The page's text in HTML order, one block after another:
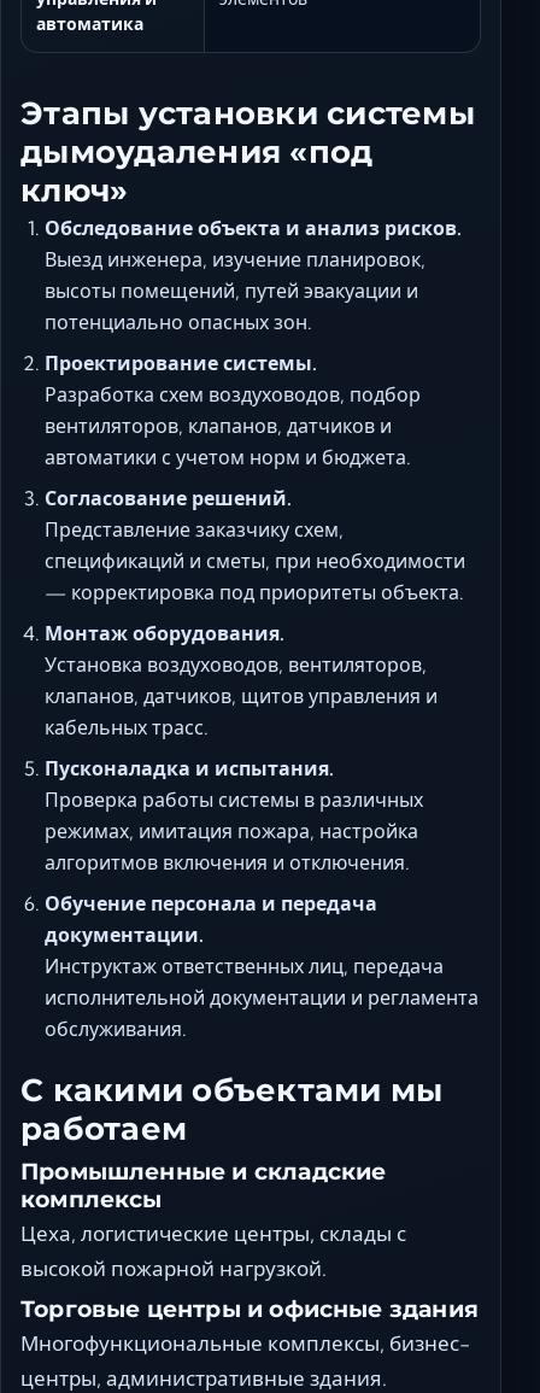
автоматика
Этапы установки системы
дымоудаления «под
ключ»
Обследование объекта и анализ рисков.
Выезд инженера, изучение планировок,
высоты помещений, путей эвакуации и
потенциально опасных зон.
Проектирование системы.
Разработка схем воздуховодов, подбор
вентиляторов, клапанов, датчиков и
автоматики с учетом норм и бюджета.
Согласование решений.
Представление заказчику схем,
спецификаций и сметы, при необходимости
— корректировка под приоритеты объекта.
Монтаж оборудования.
Установка воздуховодов, вентиляторов,
клапанов, датчиков, щитов управления и
кабельных трасс.
Пусконаладка и испытания.
Проверка работы системы в различных
режимах, имитация пожара, настройка
алгоритмов включения и отключения.
Обучение персонала и передача
документации.
Инструктаж ответственных лиц, передача
исполнительной документации и регламента
обслуживания.
С какими объектами мы
работаем
Промышленные и складские
комплексы
Цеха, логистические центры, склады с
высокой пожарной нагрузкой.
Торговые центры и офисные здания
Многофункциональные комплексы, бизнес-
центры, административные здания.